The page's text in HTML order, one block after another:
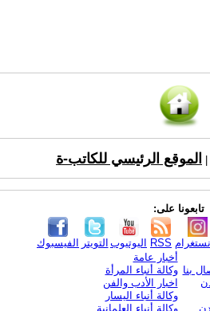
الموقع الرئيسي للكاتب-ة
تابعونا على:
الفيسبوك التويتر اليوتيوب RSS
بنا
أخبار عامة
وكالة أنباء المرأة
اخبار الأدب والفن
وكالة أنباء اليسار
وكالة أنباء العلمانية